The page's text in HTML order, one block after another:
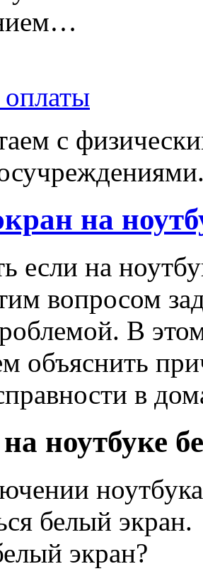
с
на
если на
вопросом
В
объяснить
в
ноутбуке